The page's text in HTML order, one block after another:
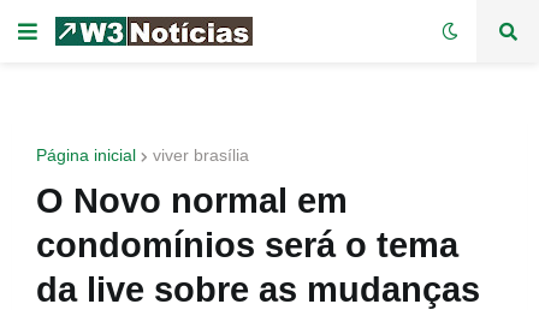
Página inicial viver brasília
O Novo normal em
condomínios será o tema
da live sobre as mudanças